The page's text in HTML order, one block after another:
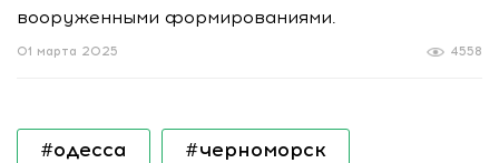
вооруженными формированиями.
4558
01 марта 2025
#одесса #черноморск